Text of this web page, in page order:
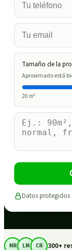
Tamaño de la
Aproximado está
20 m²
Datos protegidos
MR LM CR 300+